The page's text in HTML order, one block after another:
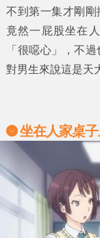
不到第一集才剛
竟然一屁股坐在
「很噁心」
，不
對男生來說這是天
坐在人家桌